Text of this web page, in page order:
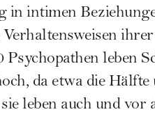
in intimen
Verhaltensweisen
Psychopathen leben
da etwa die
leben auch und vor